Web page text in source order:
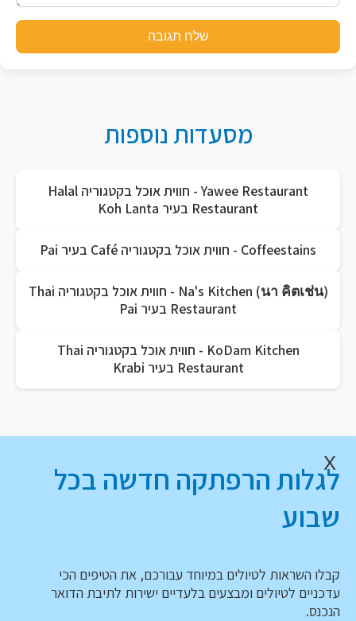
שלח תגובה
מסעדות נוספות
Yawee Restaurant - חווית אוכל בקטגוריה Halal
Restaurant בעיר Koh Lanta
Coffeestains - חווית אוכל בקטגוריה Café בעיר Pai
Na's Kitchen (นา คิตเช่น) - חווית אוכל בקטגוריה Thai
Restaurant בעיר Pai
KoDam Kitchen - חווית אוכל בקטגוריה Thai
Restaurant בעיר Krabi
X
לגלות הרפתקה חדשה בכל
שבוע
קבלו השראות לטיולים במיוחד עבורכם, את הטיפים הכי
עדכניים לטיולים ומבצעים בלעדיים ישירות לתיבת הדואר
הנכנס.